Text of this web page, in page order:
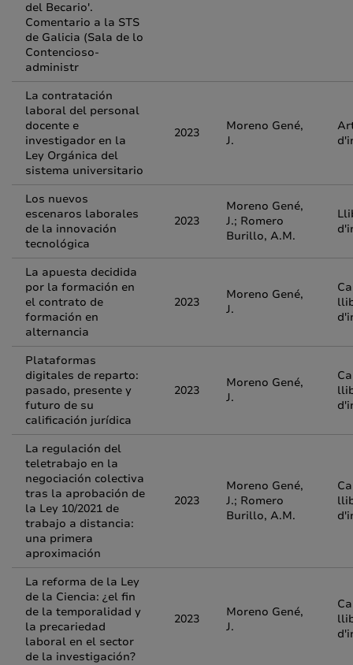
del Becario'.
Comentario a la STS
de Galicia (Sala de lo
Contencioso-
administr
La contratación
laboral del personal
docente e
investigador en la
Ley Orgánica del
sistema universitario
2023
Moreno Gené,
J.
Los nuevos
escenaros laborales
de la innovación
tecnológica
2023
Moreno Gené,
J.; Romero
Burillo, A.M.
La apuesta decidida
por la formación en
el contrato de
formación en
alternancia
2023
Moreno Gené,
J.
Plataformas
digitales de reparto:
pasado, presente y
futuro de su
calificación jurídica
2023
Moreno Gené,
J.
La regulación del
teletrabajo en la
negociación colectiva
tras la aprobación de
la Ley 10/2021 de
trabajo a distancia:
una primera
aproximación
2023
Moreno Gené,
J.; Romero
Burillo, A.M.
La reforma de la Ley
de la Ciencia: ¿el fin
de la temporalidad y
la precariedad
laboral en el sector
de la investigación?
2023
Moreno Gené,
J.